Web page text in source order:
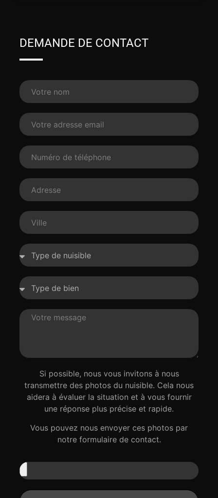
DEMANDE DE CONTACT
Si possible, nous vous invitons à nous
transmettre des photos du nuisible. Cela nous
aidera à évaluer la situation et à vous fournir
une réponse plus précise et rapide.
Vous pouvez nous envoyer ces photos par
notre formulaire de contact.